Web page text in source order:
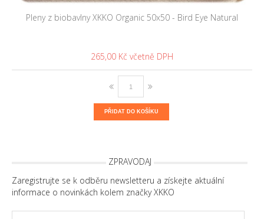
Pleny z biobavlny XKKO Organic 50x50 - Bird Eye Natural
265,00 Kč
PŘIDAT DO KOŠÍKU
ZPRAVODAJ
Zaregistrujte se k odběru newsletteru a získejte aktuální
informace o novinkách kolem značky XKKO